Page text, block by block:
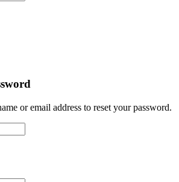
or email address to reset your password.